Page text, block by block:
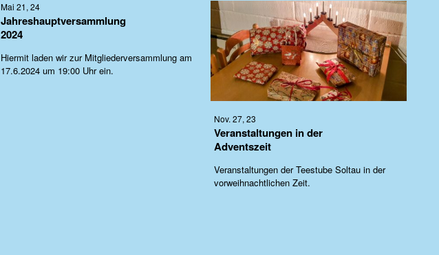
Mai 21, 24
Jahreshauptversammlung
2024
Hiermit laden wir zur Mitgliederversammlung am
17.6.2024 um 19:00 Uhr ein.
Nov. 27, 23
Veranstaltungen in der
Adventszeit
Veranstaltungen der Teestube Soltau in der
vorweihnachtlichen Zeit.